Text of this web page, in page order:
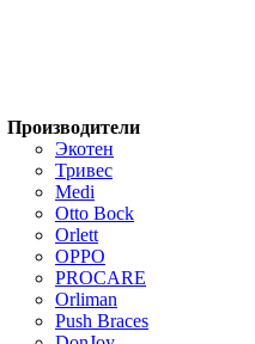
Производители
Экотен
Тривес
Medi
Otto Bock
Orlett
OPPO
PROCARE
Orliman
Push Braces